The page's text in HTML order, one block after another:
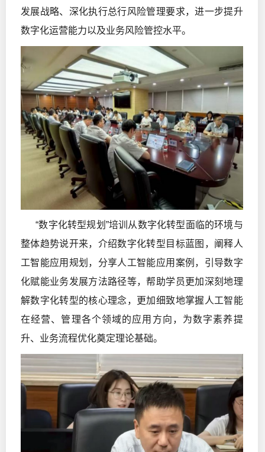
发展战略、深化执行总行风险管理要求，进一步提升
数字化运营能力以及业务风险管控水平。
“数字化转型规划”培训从数字化转型面临的环境与
整体趋势说开来，介绍数字化转型目标蓝图，阐释人
工智能应用规划，分享人工智能应用案例，引导数字
化赋能业务发展方法路径等，帮助学员更加深刻地理
解数字化转型的核心理念，更加细致地掌握人工智能
在经营、管理各个领域的应用方向，为数字素养提
升、业务流程优化奠定理论基础。